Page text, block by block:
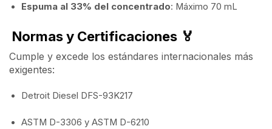
Espuma al 33% del concentrado: Máximo 70 mL
Normas y Certificaciones 🏅
Cumple y excede los estándares internacionales más
exigentes:
Detroit Diesel DFS-93K217
ASTM D-3306 y ASTM D-6210